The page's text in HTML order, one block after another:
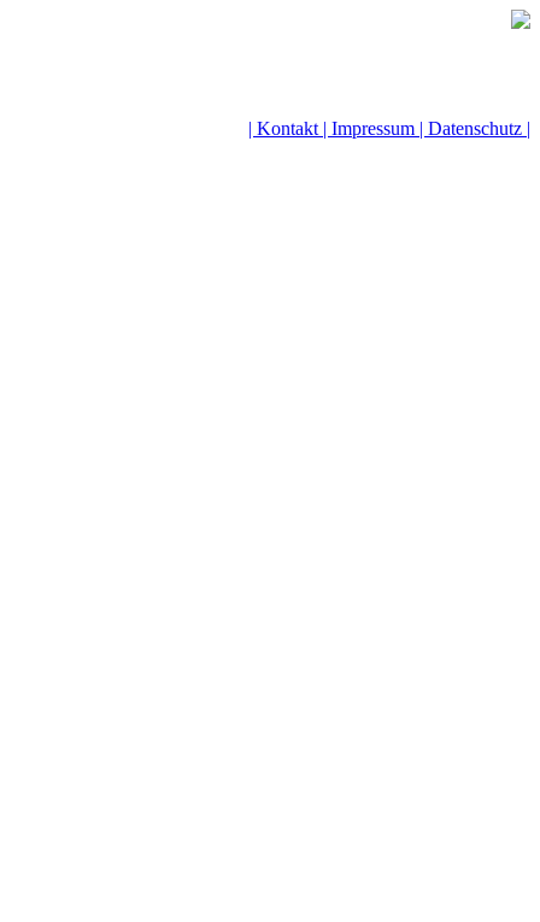
| Kontakt | Impressum | Datenschutz |